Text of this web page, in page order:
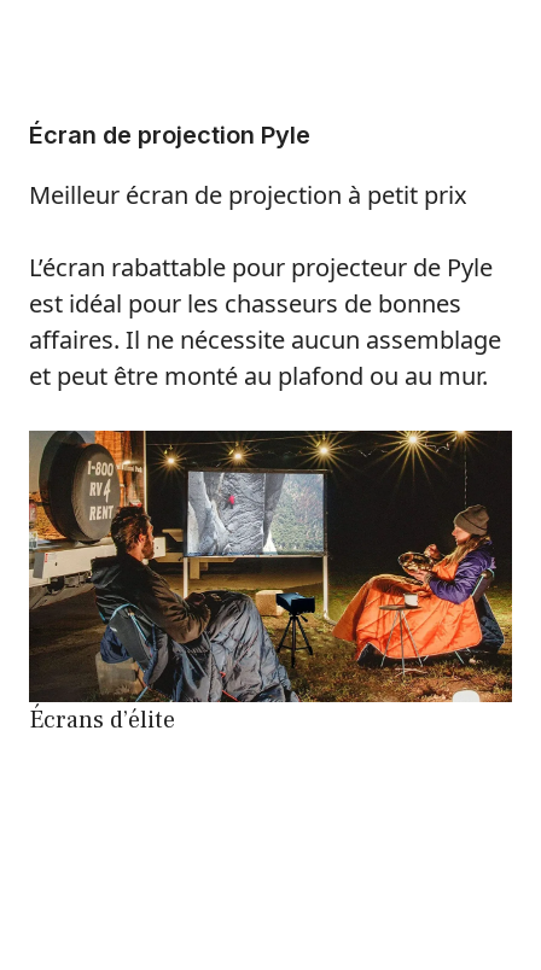
Écran de projection Pyle
Meilleur écran de projection à petit prix
L’écran rabattable pour projecteur de Pyle
est idéal pour les chasseurs de bonnes
affaires. Il ne nécessite aucun assemblage
et peut être monté au plafond ou au mur.
Écrans d’élite